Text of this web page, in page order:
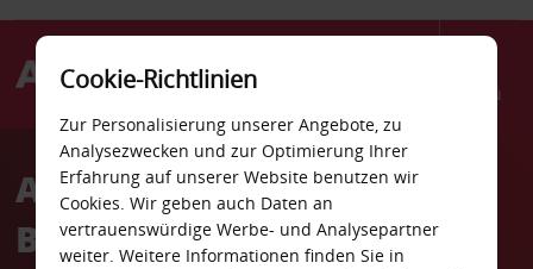
Menü
AvisAutovermietung Bourges
Bahnhof
Cookie-Richtlinien
Zur Personalisierung unserer Angebote, zu
Analysezwecken und zur Optimierung Ihrer
Erfahrung auf unserer Website benutzen wir
Cookies. Wir geben auch Daten an
vertrauenswürdige Werbe- und Analysepartner
weiter. Weitere Informationen finden Sie in